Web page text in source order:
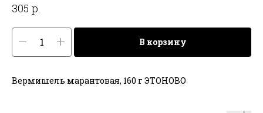
305 р.
В корзину
Вермишель марантовая, 160 г ЭТОНОВО